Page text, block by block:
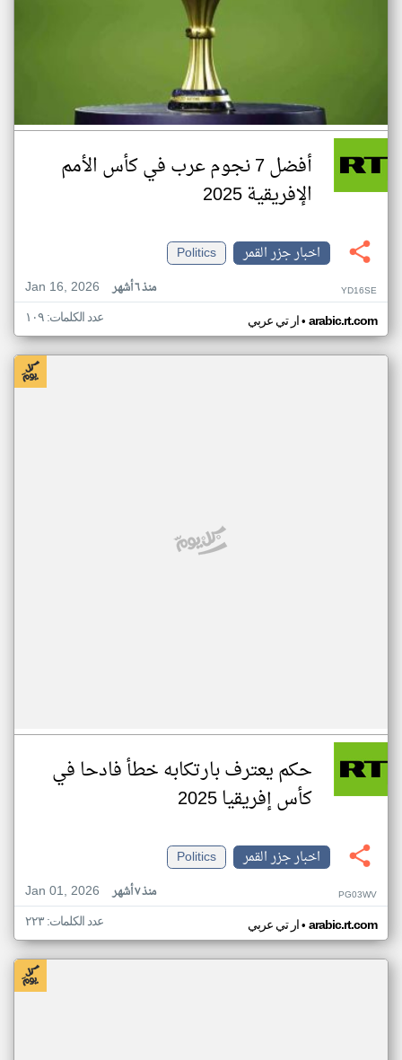
أفضل 7 نجوم عرب في كأس الأمم
الإفريقية 2025
اخبار جزر القمر
Politics
Jan 16, 2026
منذ ٦ أشهر YD16SE
ار تي عربي• arabic.rt.com عدد الكلمات: ١٠٩
حكم يعترف بارتكابه خطأ فادحا في
كأس إفريقيا 2025
اخبار جزر القمر
Politics
Jan 01, 2026
منذ ٧ أشهر PG03WV
ار تي عربي• arabic.rt.com عدد الكلمات: ٢٢٣